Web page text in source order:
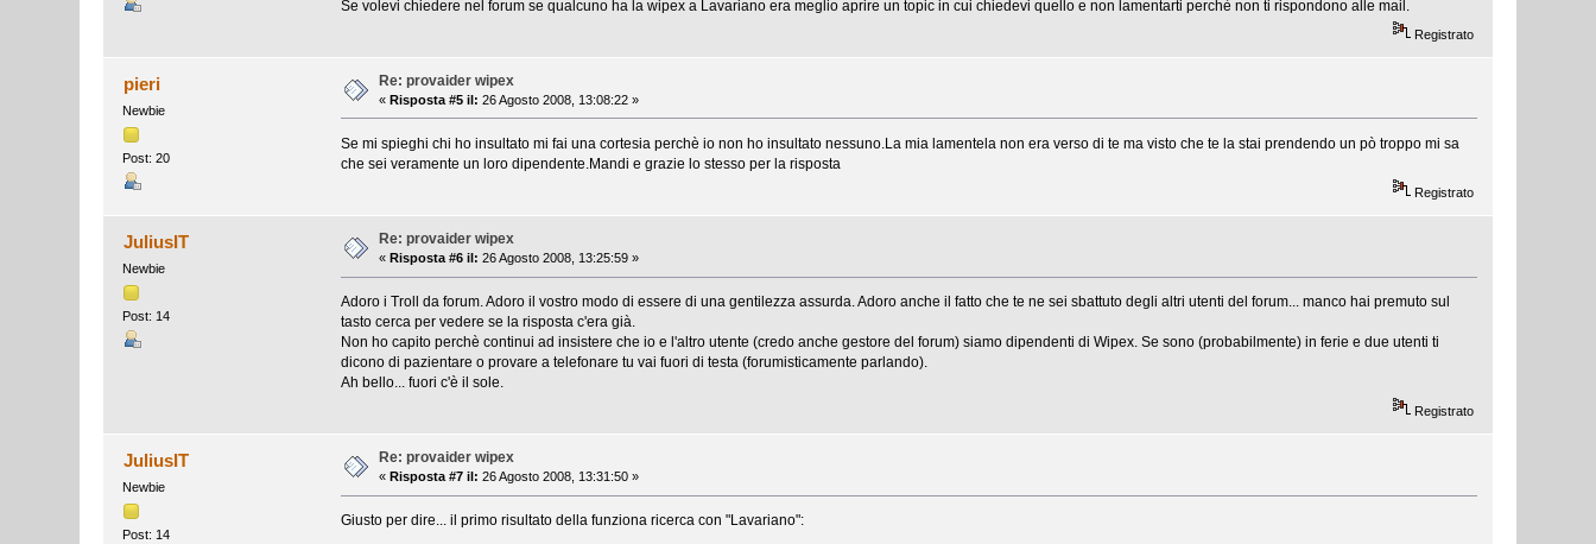
Se volevi chiedere nel forum se qualcuno ha la wipex a Lavariano era meglio aprire un topic in cui chiedevi quello e non lamentarti perchè non ti rispondono alle mail.
Registrato
pieri
Newbie
Post: 20
Re: provaider wipex
«Risposta #5 il: 26 Agosto 2008, 13:08:22 »
Se mi spieghi chi ho insultato mi fai una cortesia perchè io non ho insultato nessuno.La mia lamentela non era verso di te ma visto che te la stai prendendo un pò troppo mi sa
che sei veramente un loro dipendente.Mandi e grazie lo stesso per la risposta
Registrato
JuliusIT
Newbie
Post: 14
Re: provaider wipex
«Risposta #6 il: 26 Agosto 2008, 13:25:59 »
Adoro i Troll da forum. Adoro il vostro modo di essere di una gentilezza assurda. Adoro anche il fatto che te ne sei sbattuto degli altri utenti del forum... manco hai premuto sul
tasto cerca per vedere se la risposta c'era già.
Non ho capito perchè continui ad insistere che io e l'altro utente (credo anche gestore del forum) siamo dipendenti di Wipex. Se sono (probabilmente) in ferie e due utenti ti
dicono di pazientare o provare a telefonare tu vai fuori di testa (forumisticamente parlando).
Ah bello... fuori c'è il sole.
Registrato
JuliusIT
Newbie
Post: 14
Re: provaider wipex
« Risposta #7 il: 26 Agosto 2008, 13:31:50 »
Giusto per dire... il primo risultato della funziona ricerca con "Lavariano":